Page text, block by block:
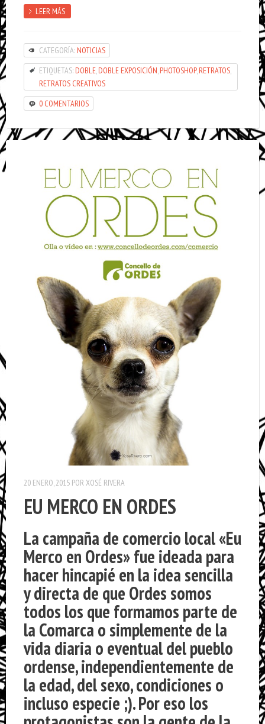
LEER MÁS
CATEGORÍA: NOTICIAS
ETIQUETAS: DOBLE DOBLE EXPOSICIÓN PHOTOSHOP, RETRATOS
RETRATOS CREATIVOS
0 COMENTARIOS
20 ENERO, 2015 PORXOSÉ RIVERA
EU MERCO EN ORDES
La campaña de comercio local «Eu
Merco en Ordes» fue ideada para
hacer hincapié en la idea sencilla
y directa de que Ordes somos
todos los que formamos parte de
la Comarca o simplemente de la
vida diaria o eventual del pueblo
ordense, independientemente de
la edad, del sexo, condiciones o
incluso especie ;). Por eso los